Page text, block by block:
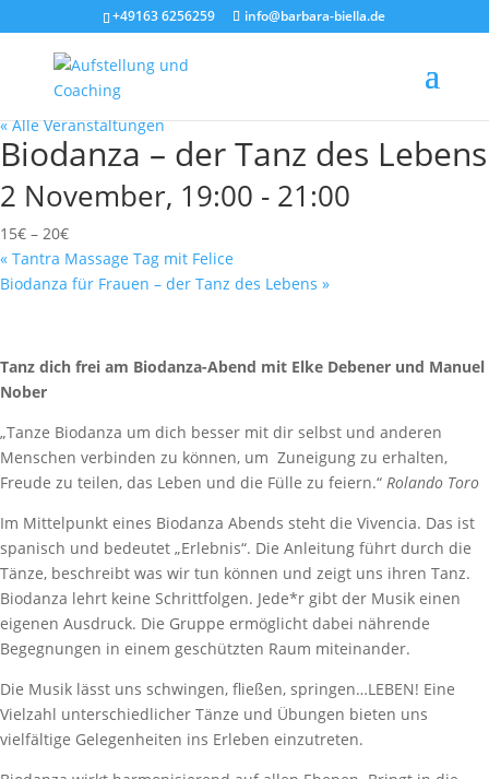
+49163 6256259 info@barbara-biella.de
« Alle Veranstaltungen
Biodanza – der Tanz des Lebens
2 November, 19:00 - 21:00
15€ – 20€
« Tantra Massage Tag mit Felice
Biodanza für Frauen – der Tanz des Lebens »
Tanz dich frei am Biodanza-Abend mit Elke Debener und Manuel
Nober
„Tanze Biodanza um dich besser mit dir selbst und anderen
Menschen verbinden zu können, um Zuneigung zu erhalten,
Freude zu teilen, das Leben und die Fülle zu feiern.“ Rolando Toro
Im Mittelpunkt eines Biodanza Abends steht die Vivencia. Das ist
spanisch und bedeutet „Erlebnis“. Die Anleitung führt durch die
Tänze, beschreibt was wir tun können und zeigt uns ihren Tanz.
Biodanza lehrt keine Schrittfolgen. Jede*r gibt der Musik einen
eigenen Ausdruck. Die Gruppe ermöglicht dabei nährende
Begegnungen in einem geschützten Raum miteinander.
Die Musik lässt uns schwingen, fließen, springen…LEBEN! Eine
Vielzahl unterschiedlicher Tänze und Übungen bieten uns
vielfältige Gelegenheiten ins Erleben einzutreten.